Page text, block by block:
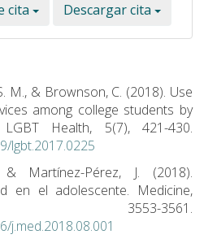
cita Descargar cita
M., & Brownson, C. (2018). Use
among college students by
Health, 5(7), 421-430.
lgbt.2017.0225
Martínez-Pérez, J. (2018).
en el adolescente. Medicine,
3561.
j.med.2018.08.001